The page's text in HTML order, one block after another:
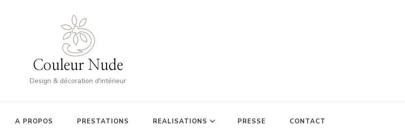
Couleur Nude
Design & décoration d'intérieur
A PROPOS PRESTATIONS REALISATIONS PRESSE CONTACT